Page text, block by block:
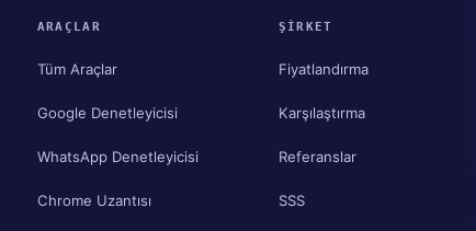
ARAÇLAR
Tüm Araçlar
Google Denetleyicisi
WhatsApp Denetleyicisi
Chrome Uzantısı
ŞIRKET
Fiyatlandırma
Karşılaştırma
Referanslar
SSS